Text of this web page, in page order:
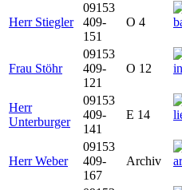
Herr Stiegler
09153
409-
151
O 4
Frau Stöhr
09153
409-
121
O 12
Herr
Unterburger
09153
409-
141
E 14
Herr Weber
09153
409-
167
Archiv